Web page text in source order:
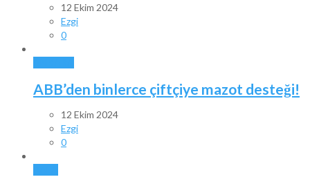
12 Ekim 2024
Ezgi
0
ABB’den binlerce çiftçiye mazot desteği!
12 Ekim 2024
Ezgi
0